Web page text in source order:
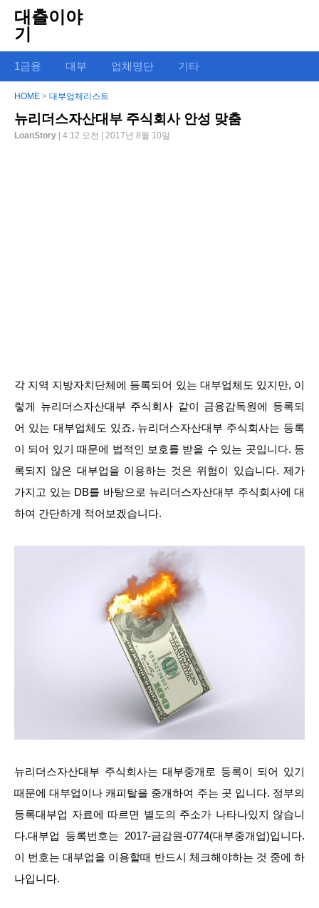
대출이야
기
1금융 대부 업체명단 기타
HOME > 대부업체리스트
뉴리더스자산대부 주식회사 안성 맞춤
LoanStory | 4:12 오전 | 2017년 8월 10일
각 지역 지방자치단체에 등록되어 있는 대부업체도 있지만, 이
렇게 뉴리더스자산대부 주식회사 같이 금융감독원에 등록되
어 있는 대부업체도 있죠. 뉴리더스자산대부 주식회사는 등록
이 되어 있기 때문에 법적인 보호를 받을 수 있는 곳입니다. 등
록되지 않은 대부업을 이용하는 것은 위험이 있습니다. 제가
가지고 있는 DB를 바탕으로 뉴리더스자산대부 주식회사에 대
하여 간단하게 적어보겠습니다.
뉴리더스자산대부 주식회사는 대부중개로 등록이 되어 있기
때문에 대부업이나 캐피탈을 중개하여 주는 곳 입니다. 정부의
등록대부업 자료에 따르면 별도의 주소가 나타나있지 않습니
다.대부업 등록번호는 2017-금감원-0774(대부중개업)입니다.
이 번호는 대부업을 이용할때 반드시 체크해야하는 것 중에 하
나입니다.